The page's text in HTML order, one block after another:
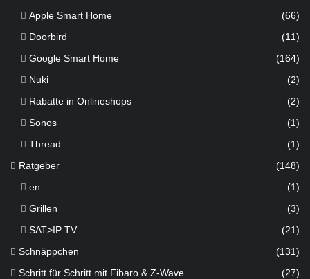
Apple Smart Home
(66)
Doorbird
(11)
Google Smart Home
(164)
Nuki
(2)
Rabatte in Onlineshops
(2)
Sonos
(1)
Thread
(1)
Ratgeber (148)
en
(1)
Grillen
(3)
SAT>IP TV
(21)
Schnäppchen (131)
Schritt für Schritt mit Fibaro & Z-Wave (27)